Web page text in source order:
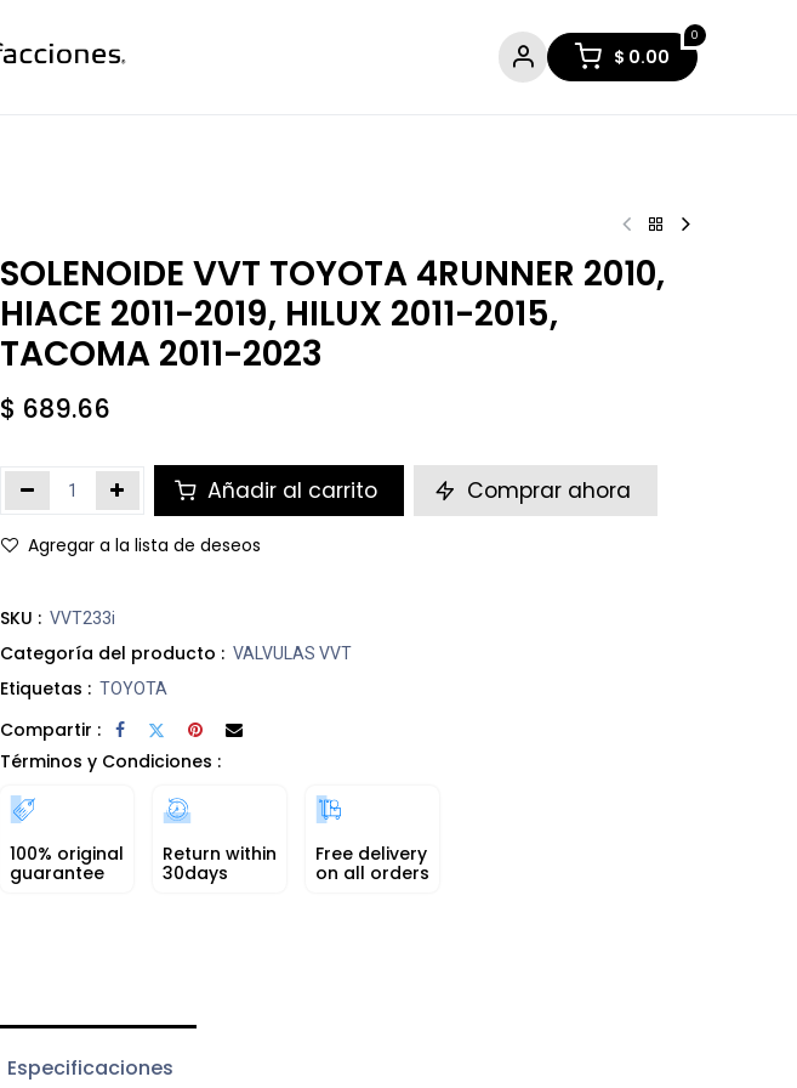
0
$ 0.00
SOLENOIDE VVT TOYOTA 4RUNNER 2010,
HIACE 2011-2019, HILUX 2011-2015,
TACOMA 2011-2023
$ 689.66
Añadir al carrito Comprar ahora
Agregar a la lista de deseos
SKU : VVT233i
Categoría del producto : VALVULAS VVT
Etiquetas : TOYOTA
Compartir :
Términos y Condiciones :
100% original
guarantee
Return within
30days
Free delivery
on all orders
Especificaciones